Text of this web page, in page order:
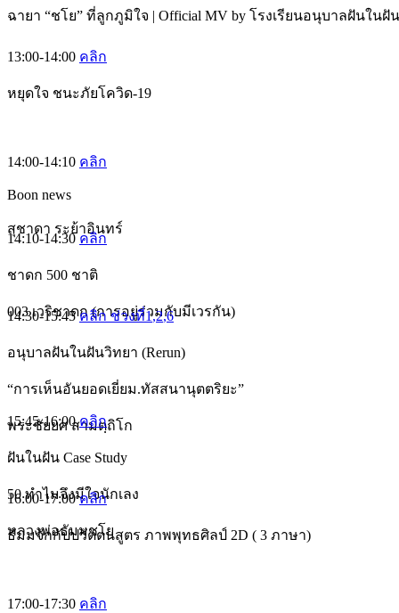
ฉายา “ชโย” ที่ลูกภูมิใจ | Official MV by โรงเรียนอนุบาลฝันในฝั
13:00-14:00 คลิก
หยุดใจ ชนะภัยโควิด-19
14:00-14:10 คลิก
Boon news
สุชาดา ระย้าอินทร์
14:10-14:30คลิก
ชาดก 500 ชาติ
003 เวริชาดก (การอยู่ร่วมกับมีเวรกัน)
14:30-15:45คลิก ช่วงที่1,2,6
อนุบาลฝันในฝันวิทยา (Rerun)
“การเห็นอันยอดเยี่ยม.ทัสสนานุตตริยะ”
พระชัยยศ สามตฺถิโก
15:45-16:00คลิก
ฝันในฝัน Case Study
50 ทำไมจึงมีใจนักเลง
หลวงพ่อธัมมชโย
16:00-17:00คลิก
ธัมมจักกัปปวัตตนสูตร ภาพพุทธศิลป์ 2D ( 3 ภาษา)
17:00-17:30 คลิก